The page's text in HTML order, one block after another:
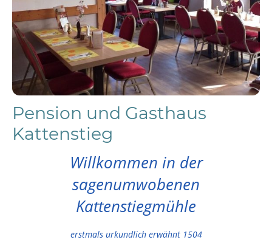
Pension und Gasthaus
Kattenstieg
Willkommen in der
sagenumwobenen
Kattenstiegmühle
erstmals urkundlich erwähnt 1504